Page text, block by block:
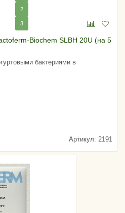
2
3
Biochem SLBH 20U (на 5
бактериями в
Артикул: 2191